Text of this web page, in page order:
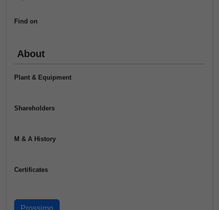
Find on
About
Plant & Equipment
Shareholders
M & A History
Certificates